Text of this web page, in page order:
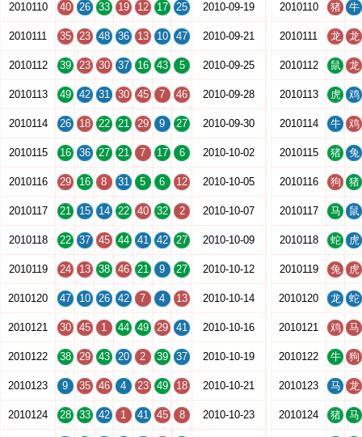
2010110 40 26 33 19 12 17 25 2010-09-19
2010111 35 23 48 36 13 10 47 2010-09-21
2010112 39 23 30 37 16 43 5 2010-09-25
2010113 49 42 31 30 45 7 46 2010-09-28
2010114 26 18 22 21 29 9 27 2010-09-30
2010115 16 36 27 21 7 17 6 2010-10-02
2010116 29 16 8 31 5 6 12 2010-10-05
2010117 21 15 14 22 40 32 2 2010-10-07
2010118 22 37 45 44 41 42 27 2010-10-09
2010119 24 13 38 46 21 9 27 2010-10-12
2010120 47 10 26 42 7 4 13 2010-10-14
2010121 30 45 1 44 49 29 41 2010-10-16
2010122 38 29 43 20 2 39 37 2010-10-19
2010123 9 35 46 4 23 49 18 2010-10-21
2010124 28 33 42 1 41 45 8 2010-10-23
2010110 猪 牛
2010111 龙 龙
2010112 鼠 龙
2010113 虎 鸡
2010114 牛 鸡
2010115 猪 兔
2010116 狗 猪
2010117 马 鼠
2010118 蛇 虎
2010119 兔 虎
2010120 龙 蛇
2010121 鸡 马
2010122 牛 狗
2010123 马 龙
2010124 猪 马